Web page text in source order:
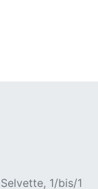
1/bis/1